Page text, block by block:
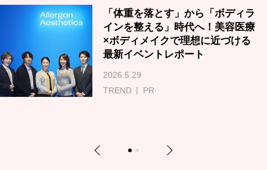
「体重を落とす」から「ボディラ
インを整える」時代へ！美容医療
×ボディメイクで理想に近づける
最新イベントレポート
2026.5.29
TREND
PR
Previous 1 2 Next